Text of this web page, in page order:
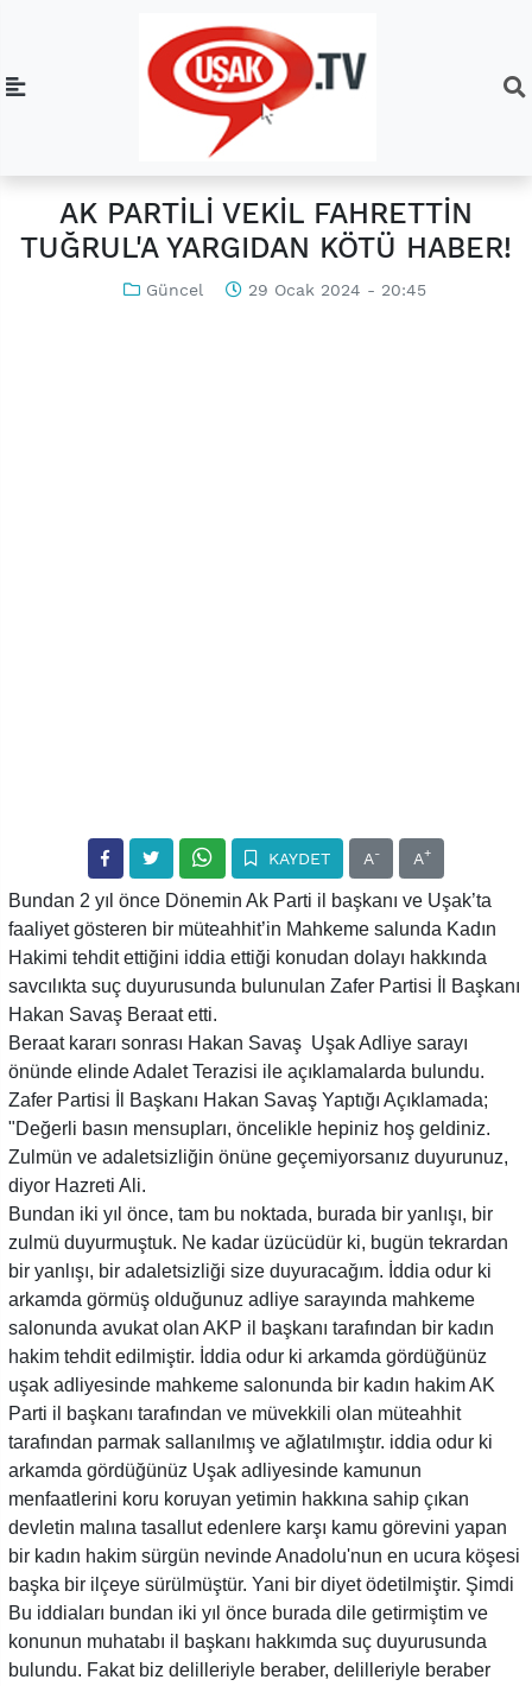
AK PARTİLİ VEKİL FAHRETTİN
TUĞRUL'A YARGIDAN KÖTÜ HABER!
Güncel 29 Ocak 2024 - 20:45
KAYDET A- A+
Bundan 2 yıl önce Dönemin Ak Parti il başkanı ve Uşak’ta
faaliyet gösteren bir müteahhit’in Mahkeme salunda Kadın
Hakimi tehdit ettiğini iddia ettiği konudan dolayı hakkında
savcılıkta suç duyurusunda bulunulan Zafer Partisi İl Başkanı
Hakan Savaş Beraat etti.
Beraat kararı sonrası Hakan Savaş Uşak Adliye sarayı
önünde elinde Adalet Terazisi ile açıklamalarda bulundu.
Zafer Partisi İl Başkanı Hakan Savaş Yaptığı Açıklamada;
"Değerli basın mensupları, öncelikle hepiniz hoş geldiniz.
Zulmün ve adaletsizliğin önüne geçemiyorsanız duyurunuz,
diyor Hazreti Ali.
Bundan iki yıl önce, tam bu noktada, burada bir yanlışı, bir
zulmü duyurmuştuk. Ne kadar üzücüdür ki, bugün tekrardan
bir yanlışı, bir adaletsizliği size duyuracağım. İddia odur ki
arkamda görmüş olduğunuz adliye sarayında mahkeme
salonunda avukat olan AKP il başkanı tarafından bir kadın
hakim tehdit edilmiştir. İddia odur ki arkamda gördüğünüz
uşak adliyesinde mahkeme salonunda bir kadın hakim AK
Parti il başkanı tarafından ve müvekkili olan müteahhit
tarafından parmak sallanılmış ve ağlatılmıştır. iddia odur ki
arkamda gördüğünüz Uşak adliyesinde kamunun
menfaatlerini koru koruyan yetimin hakkına sahip çıkan
devletin malına tasallut edenlere karşı kamu görevini yapan
bir kadın hakim sürgün nevinde Anadolu'nun en ucura köşesi
başka bir ilçeye sürülmüştür. Yani bir diyet ödetilmiştir. Şimdi
Bu iddiaları bundan iki yıl önce burada dile getirmiştim ve
konunun muhatabı il başkanı hakkımda suç duyurusunda
bulundu. Fakat biz delilleriyle beraber, delilleriyle beraber